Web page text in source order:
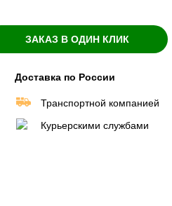
ЗАКАЗ В ОДИН КЛИК
Доставка по России
Транспортной компанией
Курьерскими службами